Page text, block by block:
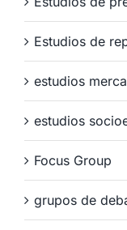
Estudios de
estudios
estudios
Focus Group
grupos de